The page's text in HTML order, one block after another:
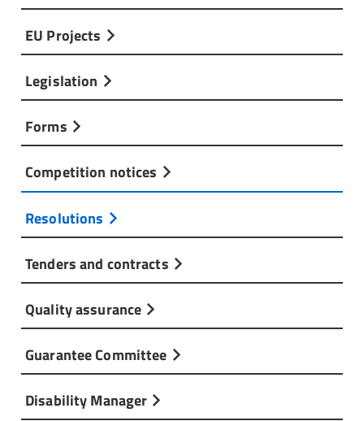
EU Projects
Legislation
Forms
Competition notices
Resolutions
Tenders and contracts
Quality assurance
Guarantee Committee
Disability Manager